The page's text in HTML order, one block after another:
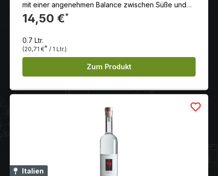
mit einer angenehmen Balance zwischen Süße und
den leicht herben, würzigen Noten der Myrte. Der
Abgang ist aromatisch und anhaltend.
14,50 €*
0.7 Ltr.
(20,71 €* / 1 Ltr.)
Zum Produkt
Italien